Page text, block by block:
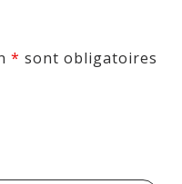
* sont obligatoires